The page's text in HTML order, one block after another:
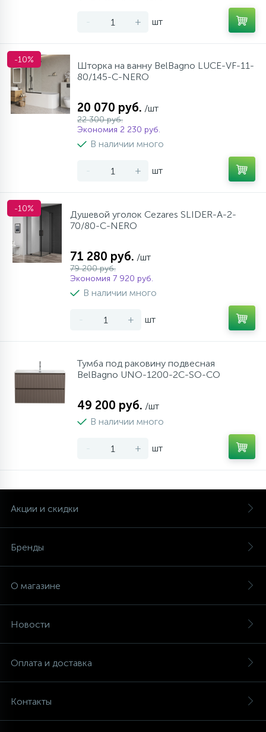
- + шт
-10%
Шторка на ванну BelBagno LUCE-VF-11-
80/145-C-NERO
20 070 руб. /шт
22 300 руб.
Экономия 2 230 руб.
В наличии много
- + шт
-10%
Душевой уголок Cezares SLIDER-A-2-
70/80-C-NERO
71 280 руб. /шт
79 200 руб.
Экономия 7 920 руб.
В наличии много
- + шт
Тумба под раковину подвесная
BelBagno UNO-1200-2C-SO-СO
49 200 руб. /шт
В наличии много
- + шт
Акции и скидки
Бренды
О магазине
Новости
Оплата и доставка
Контакты